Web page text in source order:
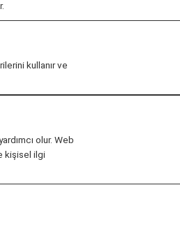
giderken
Lütfen kalkış gününüzde
Rehberi
kalkış ve varış terminal
kullanır ve
olur. Web
kişisel ilgi